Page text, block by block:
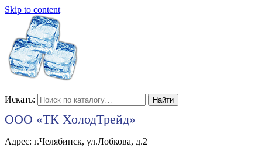
Skip to content
Искать:
ООО «ТК ХолодТрейд»
Адрес: г.Челябинск, ул.Лобкова, д.2